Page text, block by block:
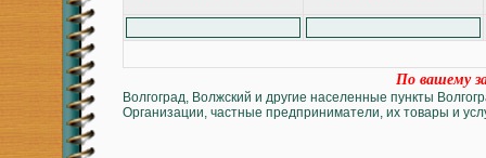
По вашему
Волгоград, Волжский и другие населенные пункты
Организации, частные предприниматели, их товары и